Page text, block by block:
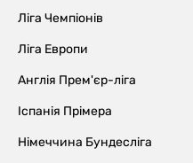
Ліга Чемпіонів
Ліга Европи
Англія Прем'єр-ліга
Іспанія Прімера
Німеччина Бундесліга